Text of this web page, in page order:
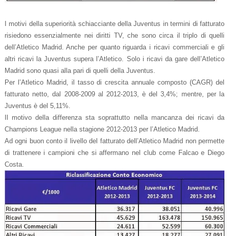
I motivi della superiorità schiacciante della Juventus in termini di fatturato
risiedono essenzialmente nei diritti TV, che sono circa il triplo di quelli
dell’Atletico Madrid. Anche per quanto riguarda i ricavi commerciali e gli
altri ricavi la Juventus supera l’Atletico. Solo i ricavi da gare dell’Atletico
Madrid sono quasi alla pari di quelli della Juventus.
Per l’Atletico Madrid, il tasso di crescita annuale composto (CAGR) del
fatturato netto, dal 2008-2009 al 2012-2013, è del 3,4%; mentre, per la
Juventus è del 5,11%.
Il motivo della differenza sta soprattutto nella mancanza dei ricavi da
Champions League nella stagione 2012-2013 per l’Atletico Madrid.
Ad ogni buon conto il livello del fatturato dell’Atletico Madrid non permette
di trattenere i campioni che si affermano nel club come Falcao e Diego
Costa.